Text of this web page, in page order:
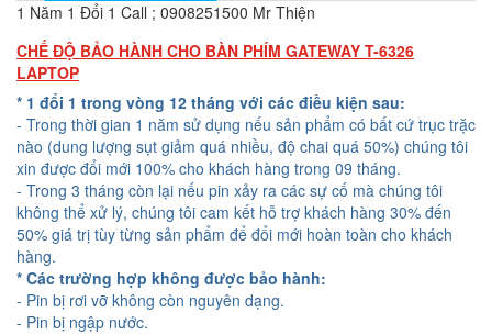
1 Năm 1 Đổi 1 Call ; 0908251500 Mr Thiện
CHẾ ĐỘ BẢO HÀNH CHO BÀN PHÍM GATEWAY T-6326
LAPTOP
* 1 đổi 1 trong vòng 12 tháng với các điều kiện sau:
- Trong thời gian 1 năm sử dụng nếu sản phẩm có bất cứ trục trặc
nào (dung lượng sụt giảm quá nhiều, độ chai quá 50%) chúng tôi
xin được đổi mới 100% cho khách hàng trong 09 tháng.
- Trong 3 tháng còn lại nếu pin xảy ra các sự cố mà chúng tôi
không thể xử lý, chúng tôi cam kết hỗ trợ khách hàng 30% đến
50% giá trị tùy từng sản phẩm để đổi mới hoàn toàn cho khách
hàng.
* Các trường hợp không được bảo hành:
- Pin bị rơi vỡ không còn nguyên dạng.
- Pin bị ngập nước.